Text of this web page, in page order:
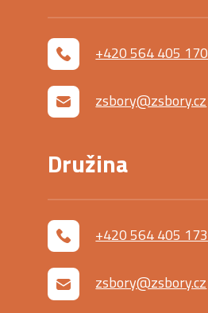
+420 564 405 170
zsbory@zsbory.cz
Družina
+420 564 405 173
zsbory@zsbory.cz